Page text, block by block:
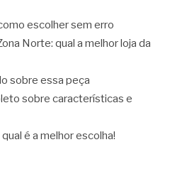
escolher sem erro
Norte: qual a melhor loja da
sobre essa peça
sobre características e
é a melhor escolha!